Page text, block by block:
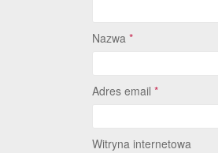
Nazwa *
Adres email *
Witryna internetowa